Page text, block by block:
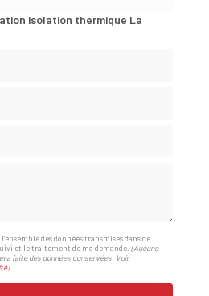
isolation thermique La
des données transmises dans ce
et le traitement de ma demande.(Aucune
faite des données conservées. Voir
)